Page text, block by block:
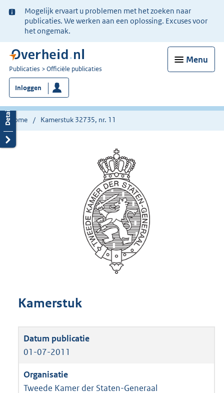
Ter
informatie:
Mogelijk ervaart u problemen met het zoeken naar
publicaties. We werken aan een oplossing. Excuses voor
het ongemak.
Menu
U
bent
nu
hier:
Publicaties Officiële publicaties
Inloggen
Home Kamerstuk 32735, nr. 11
Kamerstuk
01-07-2011
Tweede Kamer der Staten-Generaal